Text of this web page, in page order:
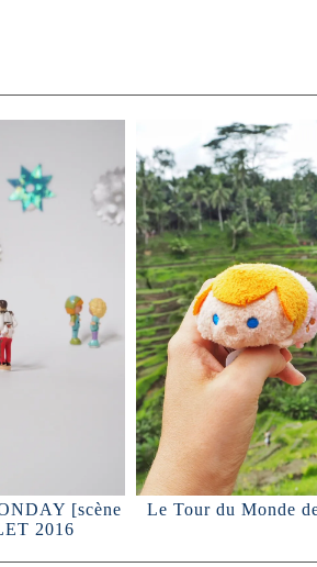
[scène
2016
Le Tour du Monde